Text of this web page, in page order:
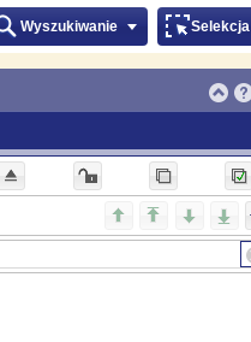
Wyszukiwanie Selekcja